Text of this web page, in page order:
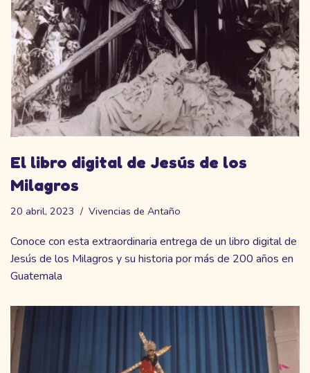
El libro digital de Jesús de los
Milagros
20 abril, 2023 Vivencias de Antaño
Conoce con esta extraordinaria entrega de un libro digital de
Jesús de los Milagros y su historia por más de 200 años en
Guatemala